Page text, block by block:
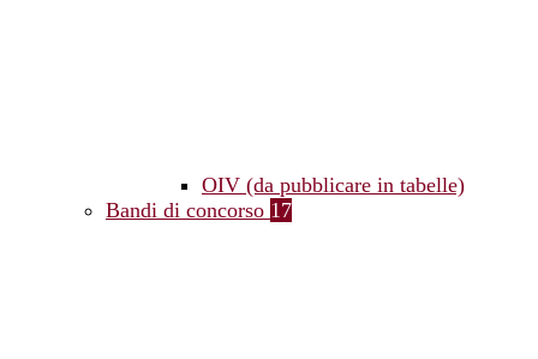
OIV (da pubblicare in tabelle)
Bandi di concorso 17